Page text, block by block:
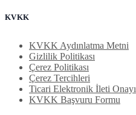
KVKK
KVKK Aydınlatma Metni
Gizlilik Politikası
Çerez Politikası
Çerez Tercihleri
Ticari Elektronik İleti Onayı
KVKK Başvuru Formu